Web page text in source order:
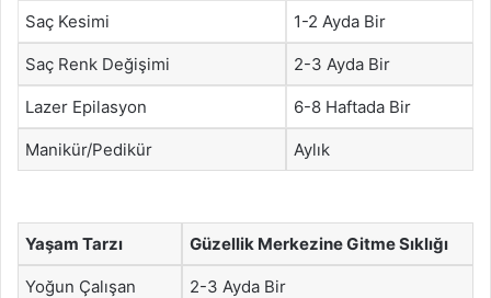
Saç Kesimi 1-2 Ayda Bir
Saç Renk Değişimi 2-3 Ayda Bir
Lazer Epilasyon 6-8 Haftada Bir
Manikür/Pedikür Aylık
Yaşam Tarzı Güzellik Merkezine Gitme Sıklığı
Yoğun Çalışan 2-3 Ayda Bir